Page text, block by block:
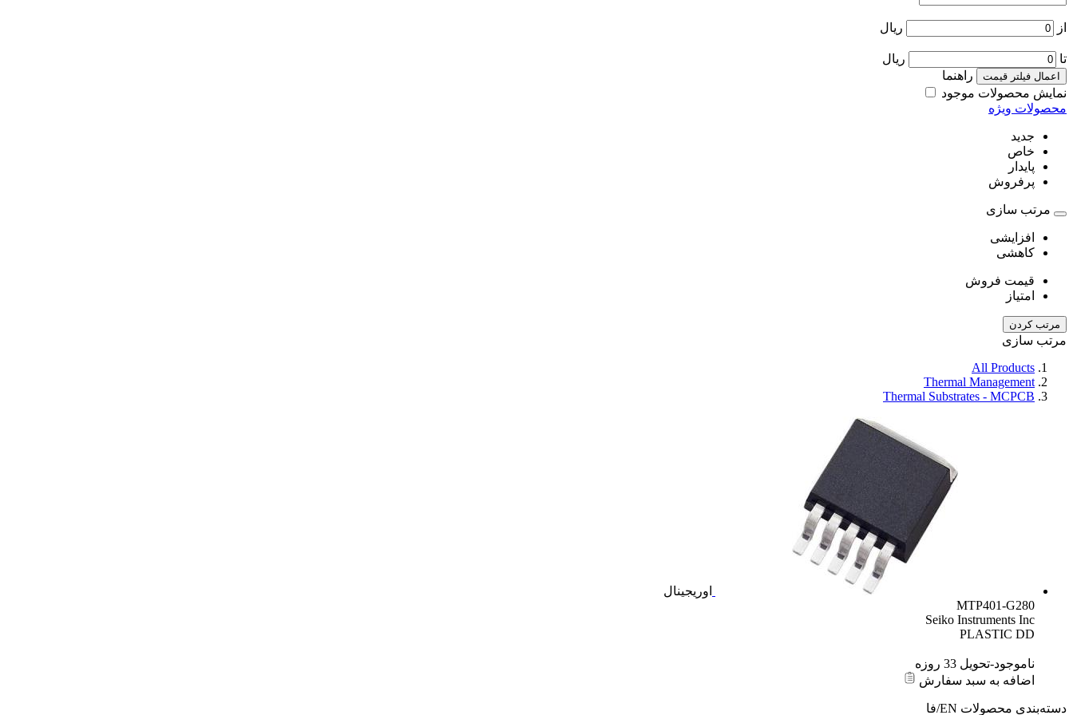
از ریال
تا ریال
اعمال فیلتر قیمت
راهنما
نمایش محصولات موجود
محصولات ویژه
جدید
خاص
پایدار
پرفروش
مرتب سازی
افزایشی
کاهشی
قیمت فروش
امتیاز
مرتب کردن
مرتب سازی
All Products
Thermal Management
Thermal Substrates - MCPCB
اوریجینال
MTP401-G280
Seiko Instruments Inc
PLASTIC DD
ناموجود-تحویل 33 روزه
اضافه به سبد سفارش
دسته‌بندی محصولات EN/فا